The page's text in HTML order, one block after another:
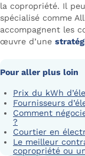
la copropriété. Il
spécialisé comme
accompagnent les
œuvre d’une
Pour aller plus loin
Prix du kWh
Fournisseurs
Comment
?
Courtier en
Le meilleur
copropriété ou